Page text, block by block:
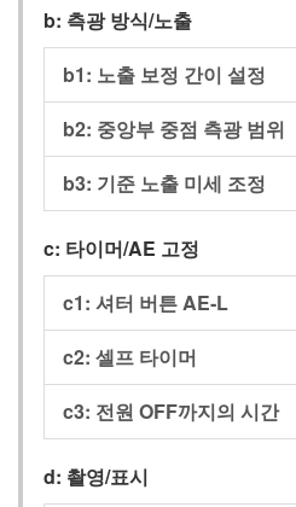
b: 측광 방식/노출
b1: 노출 보정 간이 설정
b2: 중앙부 중점 측광 범위
b3: 기준 노출 미세 조정
c: 타이머/AE 고정
c1: 셔터 버튼 AE‑L
c2: 셀프 타이머
c3: 전원 OFF까지의 시간
d: 촬영/표시